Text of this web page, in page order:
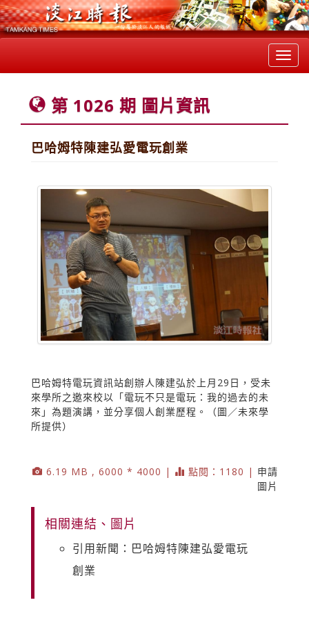
第 1026 期 圖片資訊
巴哈姆特陳建弘愛電玩創業
巴哈姆特電玩資訊站創辦人陳建弘於上月29日，受未
來學所之邀來校以「電玩不只是電玩：我的過去的未
來」為題演講，並分享個人創業歷程。（圖／未來學
所提供）
6.19 MB , 6000 * 4000 | 點閱：1180 | 申請
圖片
相關連結、圖片
引用新聞：巴哈姆特陳建弘愛電玩
創業